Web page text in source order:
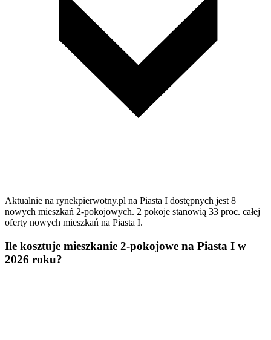
Aktualnie na rynekpierwotny.pl na Piasta I dostępnych jest 8
nowych mieszkań 2-pokojowych. 2 pokoje stanowią 33 proc. całej
oferty nowych mieszkań na Piasta I.
Ile kosztuje mieszkanie 2-pokojowe na Piasta I w
2026 roku?